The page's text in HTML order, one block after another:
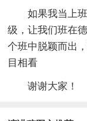
如果我当上
级，让我们班在
个班中脱颖而出
目相看
谢谢大家！